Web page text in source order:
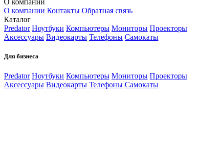
О компании
О компании Контакты Обратная связь
Каталог
Predator Ноутбуки Компьютеры Мониторы Проекторы
Аксессуары Видеокарты Телефоны Самокаты
Для бизнеса
Predator Ноутбуки Компьютеры Мониторы Проекторы
Аксессуары Видеокарты Телефоны Самокаты